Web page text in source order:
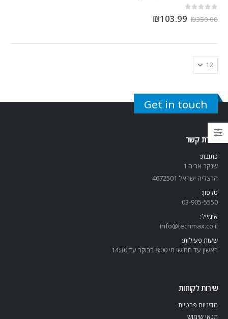
₪350.00
₪103.99
Get in touch
יצירת קשר
כתובת:
שנקר אריה 1
הרצליה ישראל 4672501
טלפון:
03-905-5550
אימייל:
info@techmax.co.il
שעות פעילות:
ראשון עד חמישי מי 8:00 בבוקר עד 14:30
שירות לקוחות
מדיניות פרטיות
תנאי שימוש